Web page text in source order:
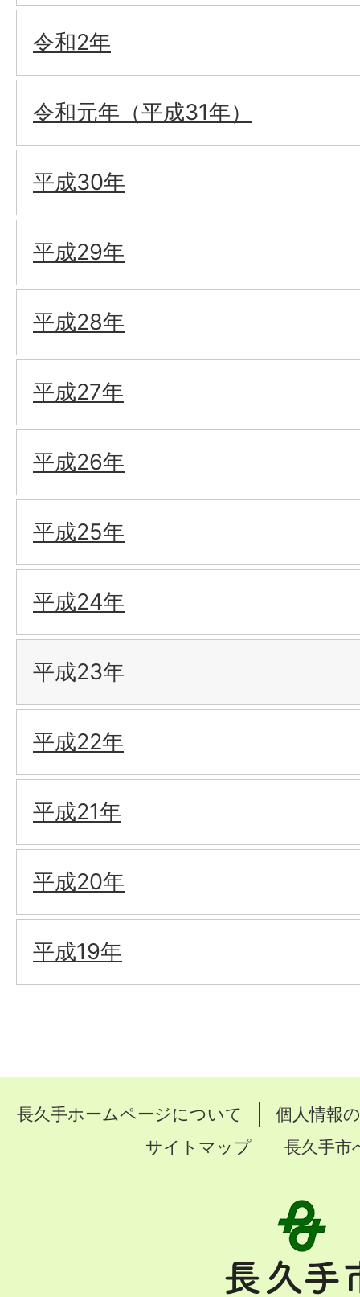
令和2年
令和元年（平成31年）
平成30年
平成29年
平成28年
平成27年
平成26年
平成25年
平成24年
平成23年
平成22年
平成21年
平成20年
平成19年
長久手ホームページについて
個人情報
サイトマップ
長久手市
手